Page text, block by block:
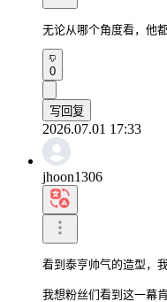
无论从哪个角度看，他
0
写回复
2026.07.01 17:33
jhoon1306
看到泰亨帅气的造型，
我想粉丝们看到这一幕